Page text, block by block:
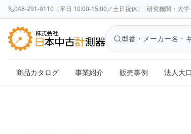
048-291-9110（平日 10:00-15:00／土日祝休） |研究機関・大
商品カタログ 事業紹介 販売事例 法人大